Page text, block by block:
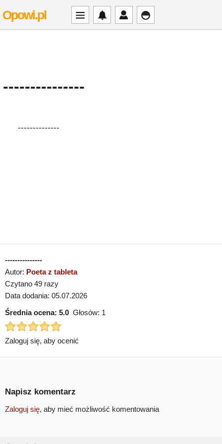
Opowi.pl
---------------
--------------
---------------
Autor: Poeta z tableta
Czytano 49 razy
Data dodania: 05.07.2026
Średnia ocena: 5.0 Głosów: 1
Zaloguj się, aby ocenić
Napisz komentarz
Zaloguj się, aby mieć możliwość komentowania